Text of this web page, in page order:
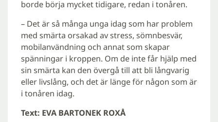
borde börja mycket tidigare, redan i tonåren.
– Det är så många unga idag som har problem
med smärta orsakad av stress, sömnbesvär,
mobilanvändning och annat som skapar
spänningar i kroppen. Om de inte får hjälp med
sin smärta kan den övergå till att bli långvarig
eller livslång, och det är länge för någon som är
i tonåren idag.
Text: EVA BARTONEK ROXÅ